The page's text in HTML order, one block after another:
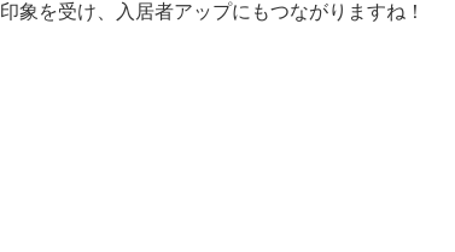
象を受け、入居者アップにもつながりますね！